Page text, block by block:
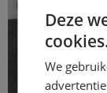
Deze
We